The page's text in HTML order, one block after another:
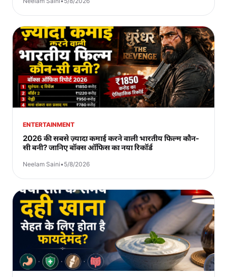
ENTERTAINMENT
2026 की सबसे ज़्यादा कमाई करने वाली भारतीय फिल्म कौन-
सी बनी? जानिए बॉक्स ऑफिस का नया रिकॉर्ड
Neelam Saini•5/8/2026